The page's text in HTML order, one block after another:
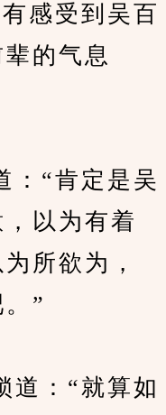
受到吴百
的气息
“肯定是吴
以为有着
所欲为，
”
：“就算如